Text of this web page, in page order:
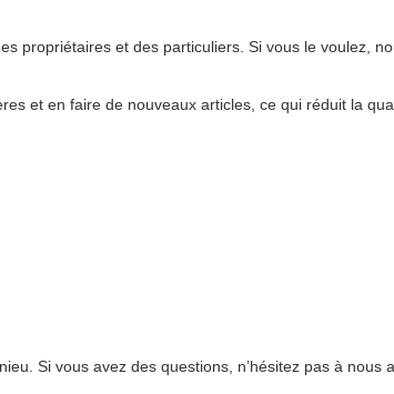
propriétaires et des particuliers. Si vous le voulez,
et en faire de nouveaux articles, ce qui réduit la
Si vous avez des questions, n’hésitez pas à nous